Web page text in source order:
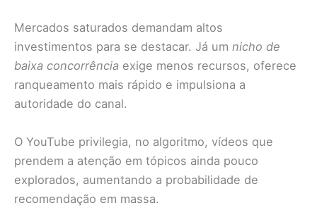
Mercados saturados demandam altos
investimentos para se destacar. Já um nicho de
baixa concorrência exige menos recursos, oferece
ranqueamento mais rápido e impulsiona a
autoridade do canal.
O YouTube privilegia, no algoritmo, vídeos que
prendem a atenção em tópicos ainda pouco
explorados, aumentando a probabilidade de
recomendação em massa.